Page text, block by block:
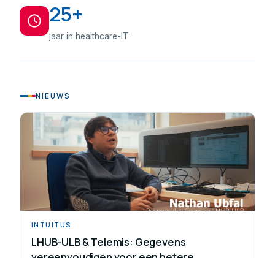
25+
jaar in healthcare-IT
NIEUWS
INTUITUS
LHUB-ULB & Telemis: Gegevens